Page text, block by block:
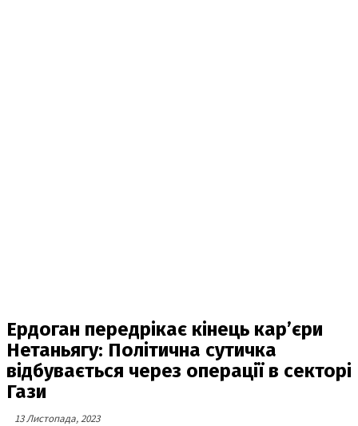
Ердоган передрікає кінець кар’єри
Нетаньягу: Політична сутичка
відбувається через операції в секторі
Гази
13 Листопада, 2023